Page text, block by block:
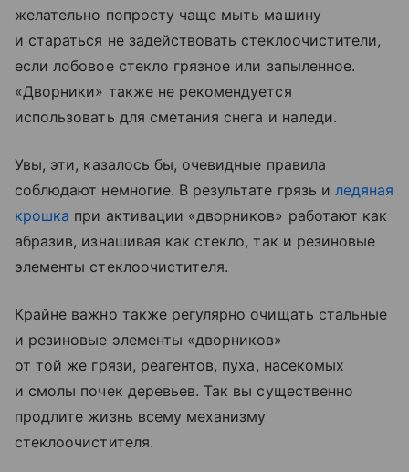
желательно попросту чаще мыть машину
и стараться не задействовать стеклоочистители,
если лобовое стекло грязное или запыленное.
«Дворники» также не рекомендуется
использовать для сметания снега и наледи.
Увы, эти, казалось бы, очевидные правила
соблюдают немногие. В результате грязь и ледяная
крошка при активации «дворников» работают как
абразив, изнашивая как стекло, так и резиновые
элементы стеклоочистителя.
Крайне важно также регулярно очищать стальные
и резиновые элементы «дворников»
от той же грязи, реагентов, пуха, насекомых
и смолы почек деревьев. Так вы существенно
продлите жизнь всему механизму
стеклоочистителя.